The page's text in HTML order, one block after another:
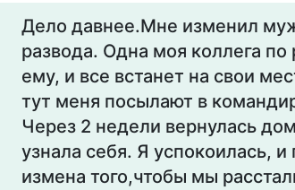
Дело давнее.Мне изменил
развода. Одна моя коллега
ему, и все встанет на свои
тут меня посылают в
Через 2 недели вернулась
узнала себя. Я успокоилась,
измена того,чтобы мы